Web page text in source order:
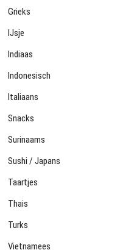
Grieks
IJsje
Indiaas
Indonesisch
Italiaans
Snacks
Surinaams
Sushi / Japans
Taartjes
Thais
Turks
Vietnamees